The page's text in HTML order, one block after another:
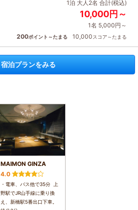
1泊 大人2名 合計(税込)
10,000円～
1名 5,000円～
200ポイント～たまる 10,000スコア～たまる
宿泊プランをみる
MAIMON GINZA
4.0
・電車、バス他で35分 上
野駅でJR山手線に乗り換
え、新橋駅5番出口下車。